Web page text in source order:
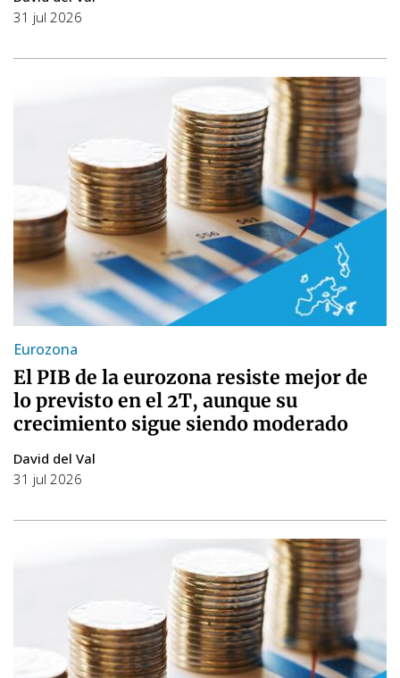
31 jul 2026
Eurozona
El PIB de la eurozona resiste mejor de
lo previsto en el 2T, aunque su
crecimiento sigue siendo moderado
David del Val
31 jul 2026